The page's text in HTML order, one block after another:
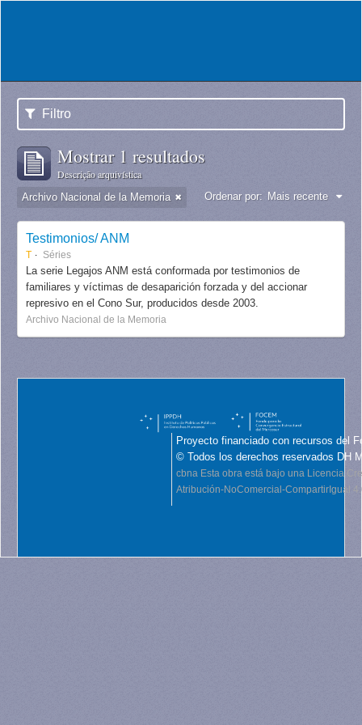
Filtro
Mostrar 1 resultados
Descrição arquivística
Archivo Nacional de la Memoria Ordenar por: Mais recente
Testimonios/ ANM
T Séries
La serie Legajos ANM está conformada por testimonios de
familiares y víctimas de desaparición forzada y del accionar
represivo en el Cono Sur, producidos desde 2003.
Archivo Nacional de la Memoria
Proyecto financiado con recursos del
© Todos los derechos reservados DH
cbna Esta obra está bajo una Licencia
Atribución-NoComercial-CompartirIgual